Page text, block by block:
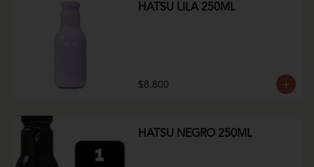
HATSU LILA 250ML
$8.800
HATSU NEGRO 250ML